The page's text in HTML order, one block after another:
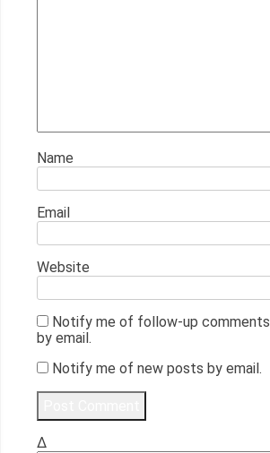
Name
Email
Website
Notify me of follow-up comments
by email.
Notify me of new posts by email.
Δ